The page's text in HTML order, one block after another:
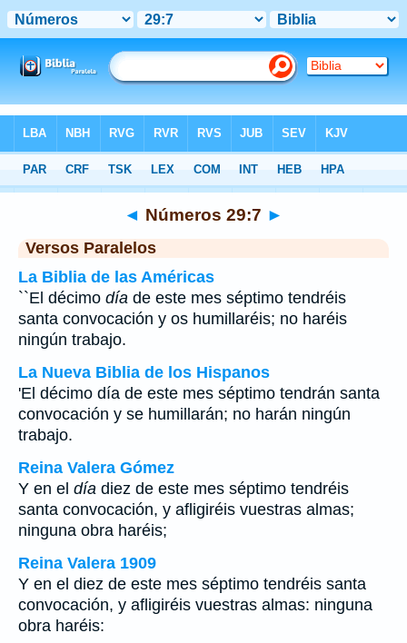
>Números Capítulo 29 > Verso 7
◄ Números 29:7 ►
Versos Paralelos
La Biblia de las Américas
``El décimo día de este mes séptimo tendréis
santa convocación y os humillaréis; no haréis
ningún trabajo.
La Nueva Biblia de los Hispanos
'El décimo día de este mes séptimo tendrán santa
convocación y se humillarán; no harán ningún
trabajo.
Reina Valera Gómez
Y en el día diez de este mes séptimo tendréis
santa convocación, y afligiréis vuestras almas;
ninguna obra haréis;
Reina Valera 1909
Y en el diez de este mes séptimo tendréis santa
convocación, y afligiréis vuestras almas: ninguna
obra haréis: